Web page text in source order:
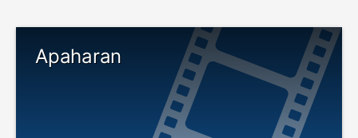
Apaharan